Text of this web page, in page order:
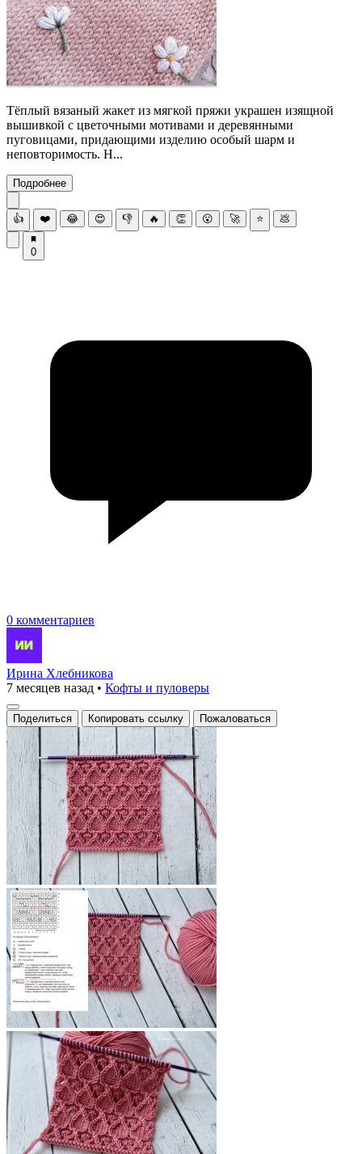
Тёплый вязаный жакет из мягкой пряжи украшен изящной
вышивкой с цветочными мотивами и деревянными
пуговицами, придающими изделию особый шарм и
неповторимость. Н...
Подробнее
👍 ❤️ 😂 😍 👎 🔥 👏 😮 🚀 ⭐ 💩
0
0 комментариев
Ирина Хлебникова
7 месяцев назад • Кофты и пуловеры
Поделиться Копировать ссылку Пожаловаться